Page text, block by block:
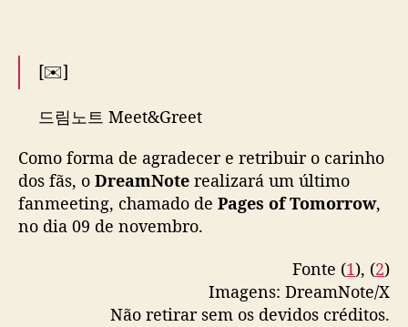
[✉️]
드림노트 Meet&Greet
🗓️ 일시 : 2025년 11월 9일 일요일 오후 3시
🏟️ 장소 : 서울 상암 에스플렉스 센터 다목적홀
🎫 티켓 판매 일시 : 2025년 10월 27일 월요일 오
Como forma de agradecer e retribuir o carinho
dos fãs, o DreamNote realizará um último
fanmeeting, chamado de Pages of Tomorrow,
no dia 09 de novembro.
Fonte (1), (2)
Imagens: DreamNote/X
Não retirar sem os devidos créditos.